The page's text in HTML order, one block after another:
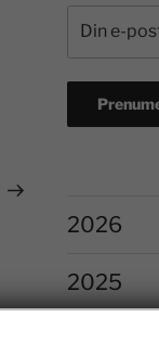
2026
2025